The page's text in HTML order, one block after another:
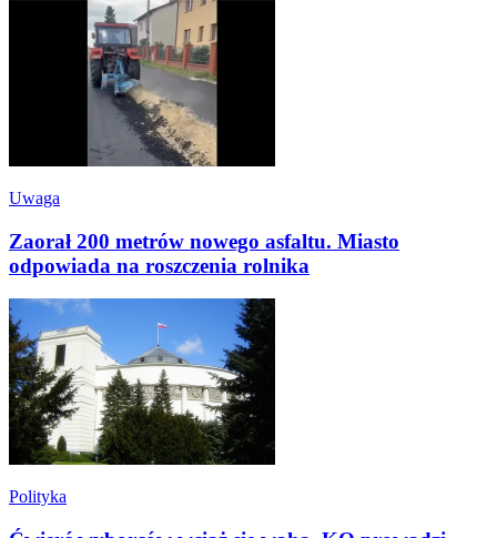
Uwaga
Zaorał 200 metrów nowego asfaltu. Miasto
odpowiada na roszczenia rolnika
Polityka